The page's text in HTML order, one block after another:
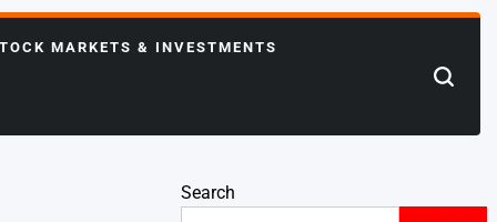
MARKETS & INVESTMENTS
Search
Search